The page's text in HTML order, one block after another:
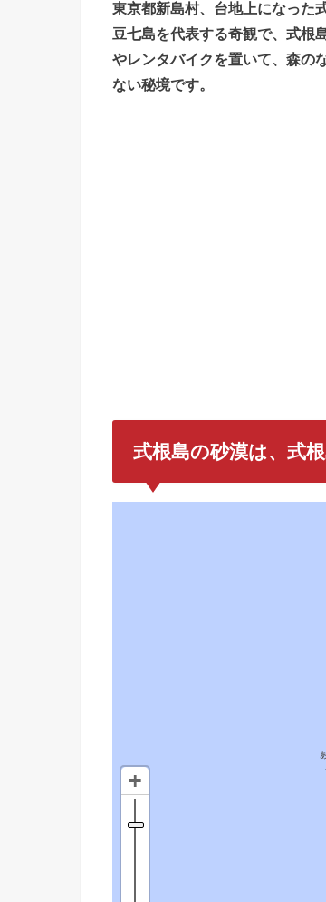
東京都新島村、台地上になった
豆七島を代表する奇観で、式根
やレンタバイクを置いて、森の
ない秘境です。
式根島の砂漠は、式